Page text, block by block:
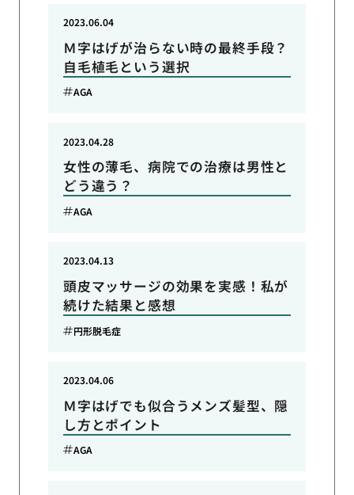
Ｍ字はげが治らない時の最終手段？
自毛植毛という選択
2023.06.04
AGA
女性の薄毛、病院での治療は男性と
どう違う？
2023.04.28
AGA
頭皮マッサージの効果を実感！私が
続けた結果と感想
2023.04.13
円形脱毛症
Ｍ字はげでも似合うメンズ髪型、隠
し方とポイント
2023.04.06
AGA